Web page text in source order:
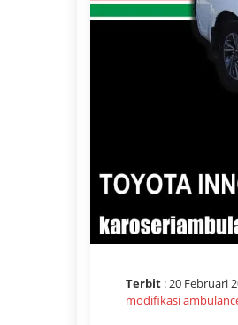
Terbit : 20 Februari
modifikasi